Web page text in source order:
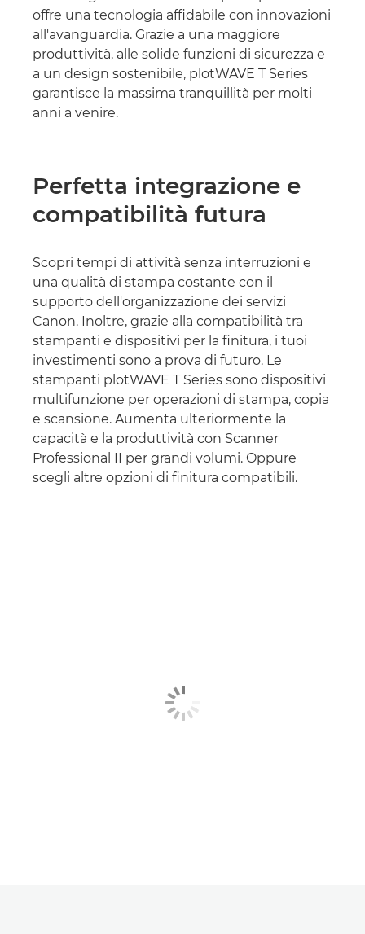
offre una tecnologia affidabile con innovazioni
all'avanguardia. Grazie a una maggiore
produttività, alle solide funzioni di sicurezza e
a un design sostenibile, plotWAVE T Series
garantisce la massima tranquillità per molti
anni a venire.
Perfetta integrazione e
compatibilità futura
Scopri tempi di attività senza interruzioni e
una qualità di stampa costante con il
supporto dell'organizzazione dei servizi
Canon. Inoltre, grazie alla compatibilità tra
stampanti e dispositivi per la finitura, i tuoi
investimenti sono a prova di futuro. Le
stampanti plotWAVE T Series sono dispositivi
multifunzione per operazioni di stampa, copia
e scansione. Aumenta ulteriormente la
capacità e la produttività con Scanner
Professional II per grandi volumi. Oppure
scegli altre opzioni di finitura compatibili.